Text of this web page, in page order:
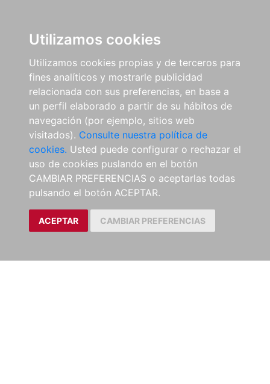
Utilizamos cookies
Utilizamos cookies propias y de terceros para
fines analíticos y mostrarle publicidad
relacionada con sus preferencias, en base a
un perfil elaborado a partir de su hábitos de
navegación (por ejemplo, sitios web
visitados). Consulte nuestra política de
cookies. Usted puede configurar o rechazar el
uso de cookies puslando en el botón
CAMBIAR PREFERENCIAS o aceptarlas todas
pulsando el botón ACEPTAR.
ACEPTAR CAMBIAR PREFERENCIAS